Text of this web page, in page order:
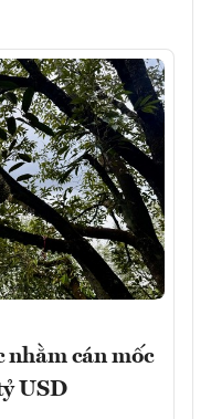
nhằm cán mốc
USD